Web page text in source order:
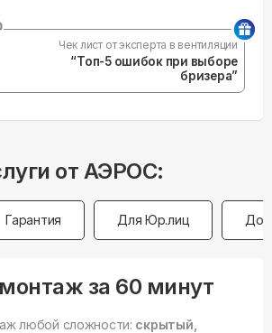
Чек лист от эксперта в вентиляции
“Топ-5 ошибок при выборе
бризера”
от АЭРОС:
Гарантия Для Юр.лиц
за 60 минут
любой сложности: скрытый,